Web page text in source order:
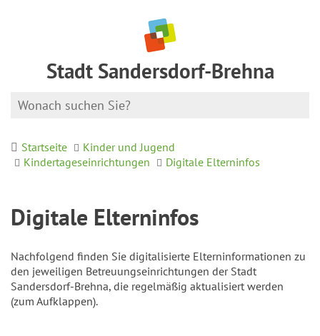
Stadt Sandersdorf-Brehna
Startseite
Kinder und Jugend
Kindertageseinrichtungen
Digitale Elterninfos
Digitale Elterninfos
Nachfolgend finden Sie digitalisierte Elterninformationen zu
den jeweiligen Betreuungseinrichtungen der Stadt
Sandersdorf-Brehna, die regelmäßig aktualisiert werden
(zum Aufklappen).